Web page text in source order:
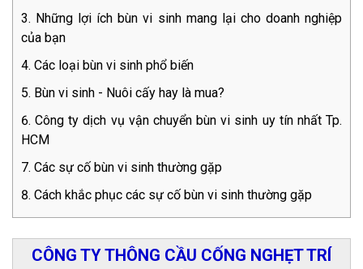
Những lợi ích bùn vi sinh mang lại cho doanh nghiệp
của bạn
Các loại bùn vi sinh phổ biến
Bùn vi sinh - Nuôi cấy hay là mua?
Công ty dịch vụ vận chuyển bùn vi sinh uy tín nhất Tp.
HCM
Các sự cố bùn vi sinh thường gặp
Cách khắc phục các sự cố bùn vi sinh thường gặp
CÔNG TY THÔNG CẦU CỐNG NGHẸT TRÍ